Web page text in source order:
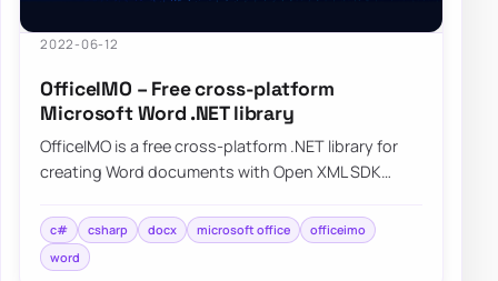
2022-06-12
OfficeIMO – Free cross-platform
Microsoft Word .NET library
OfficeIMO is a free cross-platform .NET library for
creating Word documents with Open XML SDK
c# csharp docx microsoft office
officeimo
word